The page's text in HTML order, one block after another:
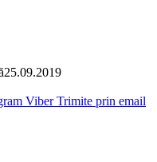
25.09.2019
Viber Trimite prin email